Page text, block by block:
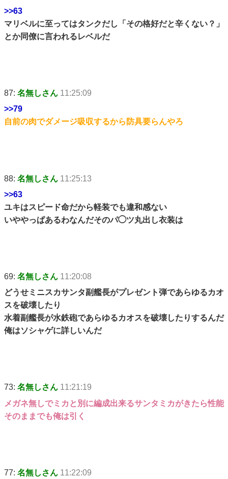
>>63
マリベルに至ってはタンクだし「その格好だと辛くない？」
とか同僚に言われるレベルだ
87: 名無しさん 11:25:09
>>79
自前の肉でダメージ吸収するから防具要らんやろ
88: 名無しさん 11:25:13
>>63
ユキはスピード命だから軽装でも違和感ない
いややっぱあるわなんだそのパ◯ツ丸出し衣装は
69: 名無しさん 11:20:08
どうせミニスカサンタ副艦長がプレゼント弾であらゆるカオ
スを破壊したり
水着副艦長が水鉄砲であらゆるカオスを破壊したりするんだ
俺はソシャゲに詳しいんだ
73: 名無しさん 11:21:19
メガネ無しでミカと別に編成出来るサンタミカがきたら性能
そのままでも俺は引く
77: 名無しさん 11:22:09